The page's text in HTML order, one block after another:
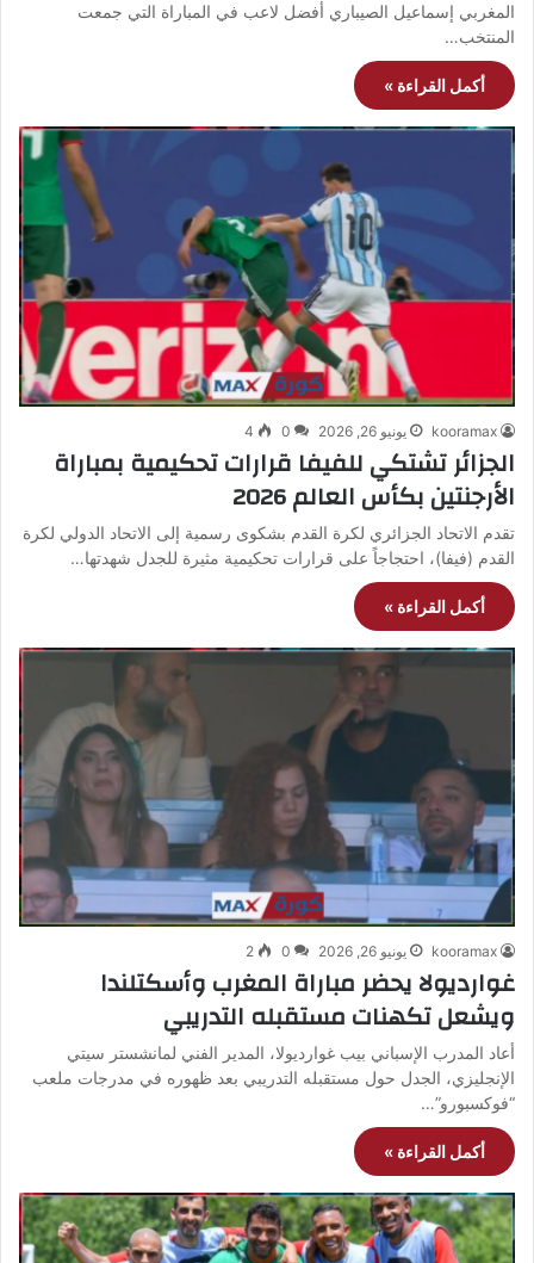
المغربي إسماعيل الصيباري أفضل لاعب في المباراة التي جمعت
المنتخب…
أكمل القراءة »
kooramax يونيو 26, 2026 0
4
الجزائر تشتكي للفيفا قرارات تحكيمية بمباراة
الأرجنتين بكأس العالم 2026
تقدم الاتحاد الجزائري لكرة القدم بشكوى رسمية إلى الاتحاد الدولي لكرة
القدم (فيفا)، احتجاجاً على قرارات تحكيمية مثيرة للجدل شهدتها…
أكمل القراءة »
kooramax يونيو 26, 2026 0
2
غوارديولا يحضر مباراة المغرب وأسكتلندا
ويشعل تكهنات مستقبله التدريبي
أعاد المدرب الإسباني بيب غوارديولا، المدير الفني لمانشستر سيتي
الإنجليزي، الجدل حول مستقبله التدريبي بعد ظهوره في مدرجات ملعب
“فوكسبورو”…
أكمل القراءة »